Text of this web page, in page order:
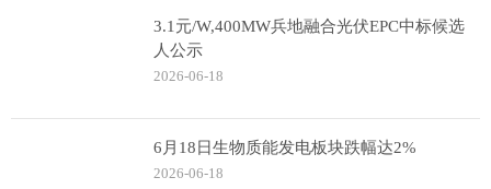
3.1元/W,400MW兵地融合光伏EPC中标候选
人公示
2026-06-18
6月18日生物质能发电板块跌幅达2%
2026-06-18